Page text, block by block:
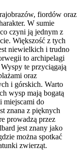
fiordów oraz
W sumie
czyni ją jednym z
Większość z tych
niewielkich i trudno
to archipelagi
te przyciągają
oraz
i górskich. Warto
wysp mają bogatą
miejscami do
znana z pięknych
prowadzą przez
jest znany jako
można spotkać
zwierząt.